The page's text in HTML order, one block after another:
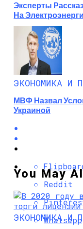
Эксперты
На
ЭКОНОМИКА И
МВФ Назвал
Украиной
Reddit
Whatsapp
You May
ЭКОНОМИКА И